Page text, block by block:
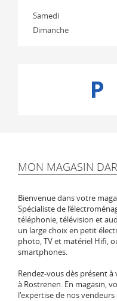
Samedi
Dimanche
MON MAGASIN
Bienvenue dans votre
Spécialiste de
téléphonie, télévision et
un large choix en petit
photo, TV et matériel Hifi,
smartphones.
Rendez-vous dès présent à
à Rostrenen. En magasin,
l'expertise de nos